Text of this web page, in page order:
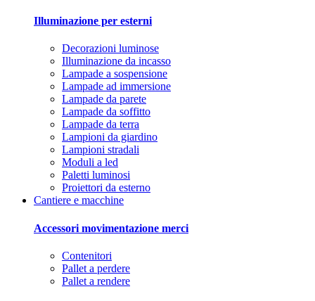
Illuminazione per esterni
Decorazioni luminose
Illuminazione da incasso
Lampade a sospensione
Lampade ad immersione
Lampade da parete
Lampade da soffitto
Lampade da terra
Lampioni da giardino
Lampioni stradali
Moduli a led
Paletti luminosi
Proiettori da esterno
Cantiere e macchine
Accessori movimentazione merci
Contenitori
Pallet a perdere
Pallet a rendere